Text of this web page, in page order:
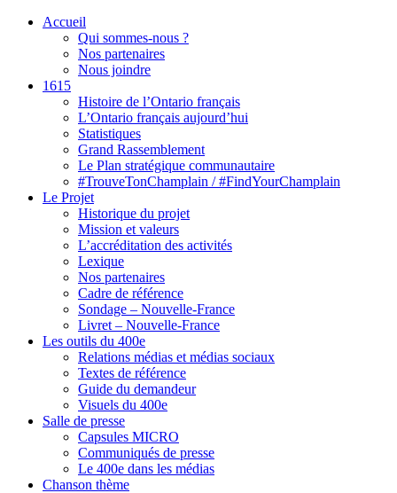
Accueil
Qui sommes-nous ?
Nos partenaires
Nous joindre
1615
Histoire de l’Ontario français
L’Ontario français aujourd’hui
Statistiques
Grand Rassemblement
Le Plan stratégique communautaire
#TrouveTonChamplain / #FindYourChamplain
Le Projet
Historique du projet
Mission et valeurs
L’accréditation des activités
Lexique
Nos partenaires
Cadre de référence
Sondage – Nouvelle-France
Livret – Nouvelle-France
Les outils du 400e
Relations médias et médias sociaux
Textes de référence
Guide du demandeur
Visuels du 400e
Salle de presse
Capsules MICRO
Communiqués de presse
Le 400e dans les médias
Chanson thème